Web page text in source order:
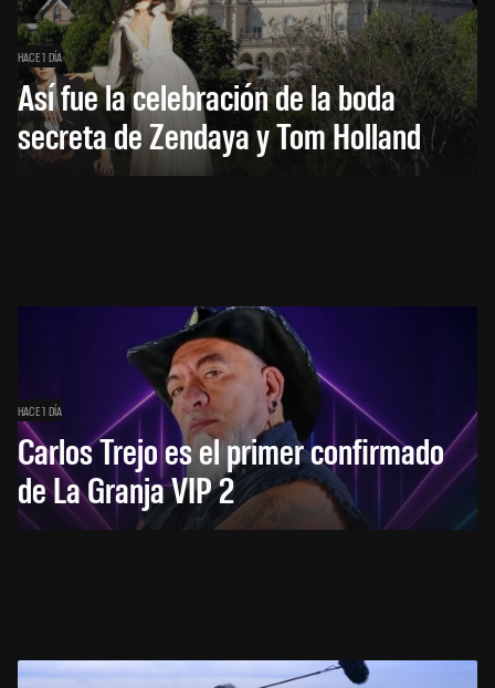
HACE 1 DÍA
Así fue la celebración de la boda
secreta de Zendaya y Tom Holland
HACE 1 DÍA
Carlos Trejo es el primer confirmado
de La Granja VIP 2